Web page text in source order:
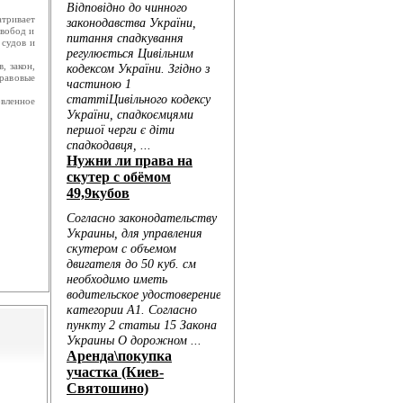
и
и
закон,